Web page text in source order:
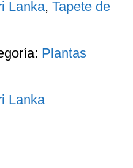
Lanka, Tapete de
Plantas
Lanka